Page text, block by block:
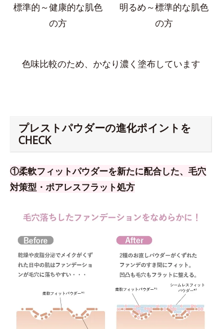
標準的～健康的な肌色
の方
明るめ～標準的な肌色
の方
色味比較のため、かなり濃く塗布しています
プレストパウダーの進化ポイントを
CHECK
①柔軟フィットパウダーを新たに配合した、毛穴
対策型・ポアレスフラット処方